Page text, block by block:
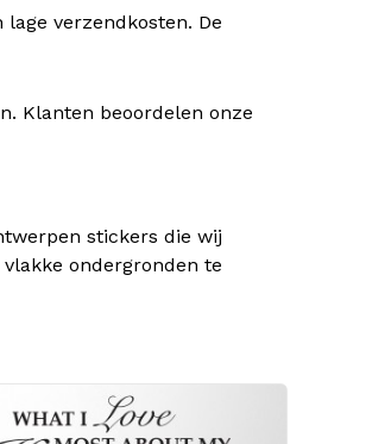
verzendkosten. De
Klanten beoordelen onze
stickers die wij
ondergronden te